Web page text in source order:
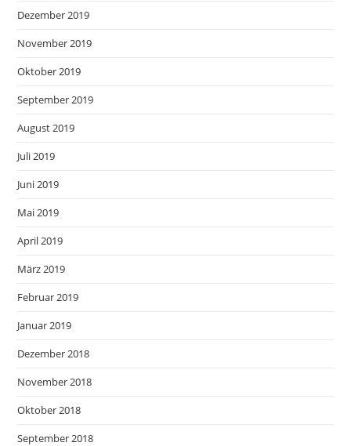
Dezember 2019
November 2019
Oktober 2019
September 2019
August 2019
Juli 2019
Juni 2019
Mai 2019
April 2019
März 2019
Februar 2019
Januar 2019
Dezember 2018
November 2018
Oktober 2018
September 2018